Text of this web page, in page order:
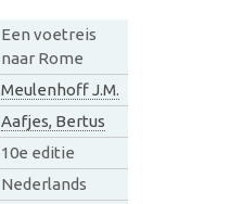
Een voetreis
naar Rome
Meulenhoff J.M.
Aafjes, Bertus
10e editie
Nederlands